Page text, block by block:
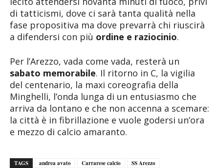
di tatticismi, dove ci sarà tanta qualità nella
fase propositiva ma dove prevarrà chi riuscirà
a difendersi con più ordine e raziocinio.
Per l’Arezzo, vada come vada, resterà un
sabato memorabile. Il ritorno in C, la vigilia
del centenario, la maxi coreografia della
Minghelli, l’onda lunga di un entusiasmo che
arriva da lontano e che non accenna a scemare:
la città è in fibrillazione e vuole godersi un’ora
e mezzo di calcio amaranto.
TAGS andrea avato Carrarese calcio SS Arezzo